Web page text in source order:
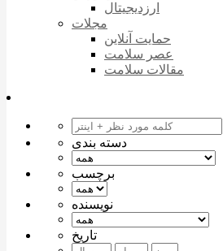
ارزدیجیتال
مجلات
حمایت آنلاین
عصر سلامت
مقالات سلامت
دسته بندی
برچسب
نویسنده
تاریخ